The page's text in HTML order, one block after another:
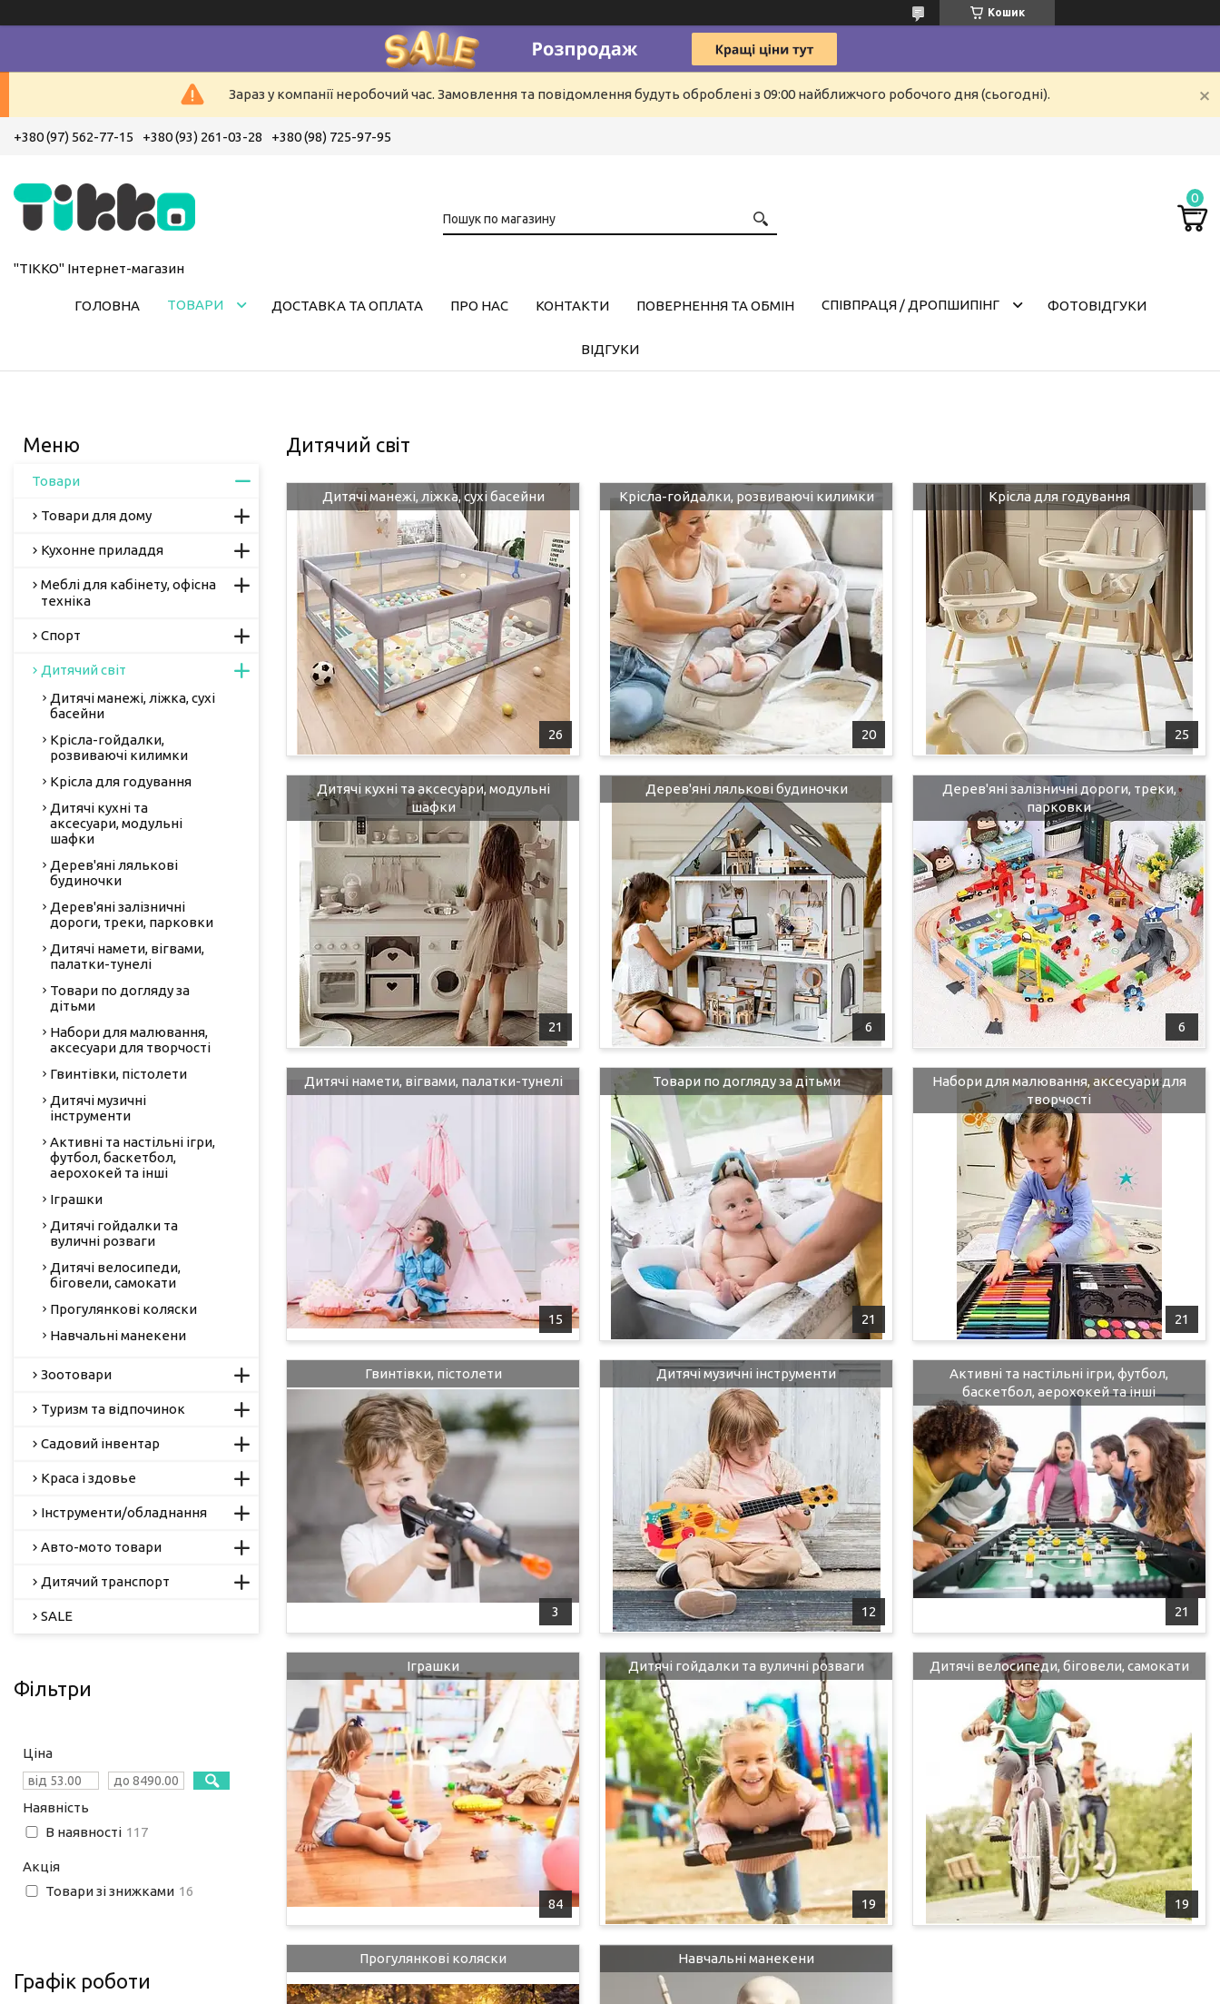
Кошик
Зараз у компанії неробочий час. Замовлення та повідомлення будуть оброблені з 09:00 найближчого робочого дня (сьогодні).
+380 (97) 562-77-15 +380 (93) 261-03-28 +380 (98) 725-97-95
"ТІККО" Інтернет-магазин
ГОЛОВНА ТОВАРИ ДОСТАВКА ТА ОПЛАТА ПРО НАС КОНТАКТИ ПОВЕРНЕННЯ ТА ОБМІН СПІВПРАЦЯ / ДРОПШИПІНГ ФОТОВІДГУКИ
ВІДГУКИ
Дитячий світ
26
Дитячі манежі, ліжка, сухі басейни
20
Крісла-гойдалки, розвиваючі килимки
25
Крісла для годування
21
Дитячі кухні та аксесуари, модульні
шафки
6
Дерев'яні лялькові будиночки
6
Дерев'яні залізничні дороги, треки,
парковки
15
Дитячі намети, вігвами, палатки-тунелі
21
Товари по догляду за дітьми
21
Набори для малювання, аксесуари для
творчості
3
Гвинтівки, пістолети
12
Дитячі музичні інструменти
21
Активні та настільні ігри, футбол,
баскетбол, аерохокей та інші
84
Іграшки
19
Дитячі гойдалки та вуличні розваги
19
Дитячі велосипеди, біговели, самокати
Прогулянкові коляски Навчальні манекени
Товари
Товари для дому
Кухонне приладдя
Меблі для кабінету, офісна
техніка
Спорт
Дитячий світ
Дитячі манежі, ліжка, сухі
басейни
Крісла-гойдалки,
розвиваючі килимки
Крісла для годування
Дитячі кухні та
аксесуари, модульні
шафки
Дерев'яні лялькові
будиночки
Дерев'яні залізничні
дороги, треки, парковки
Дитячі намети, вігвами,
палатки-тунелі
Товари по догляду за
дітьми
Набори для малювання,
аксесуари для творчості
Гвинтівки, пістолети
Дитячі музичні
інструменти
Активні та настільні ігри,
футбол, баскетбол,
аерохокей та інші
Іграшки
Дитячі гойдалки та
вуличні розваги
Дитячі велосипеди,
біговели, самокати
Прогулянкові коляски
Навчальні манекени
Зоотовари
Туризм та відпочинок
Садовий інвентар
Краса і здовье
Інструменти/обладнання
Авто-мото товари
Дитячий транспорт
SALE
Фільтри
Ціна
Наявність
В наявності 117
Акція
Товари зі знижками 16
Графік роботи